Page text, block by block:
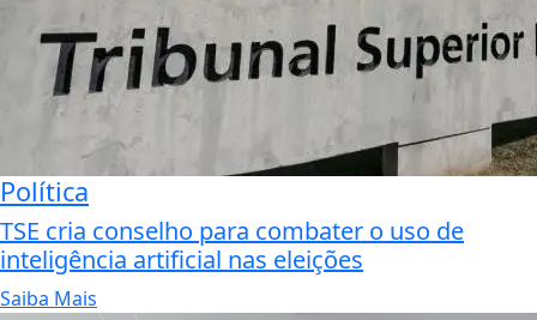
Política
TSE cria conselho para combater o uso de
inteligência artificial nas eleições
Saiba Mais